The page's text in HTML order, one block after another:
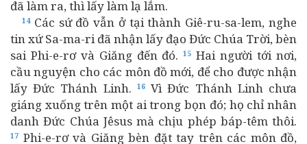
đã làm ra, thì lấy làm lạ lắm.
14Các sứ đồ vẫn ở tại thành Giê-ru-sa-lem, nghe
tin xứ Sa-ma-ri đã nhận lấy đạo Đức Chúa Trời, bèn
sai Phi-e-rơ và Giăng đến đó.15 Hai người tới nơi,
cầu nguyện cho các môn đồ mới, để cho được nhận
lấy Đức Thánh Linh.
16Vì Đức Thánh Linh chưa
giáng xuống trên một ai trong bọn đó; họ chỉ nhân
danh Đức Chúa Jêsus mà chịu phép báp-têm thôi.
17 Phi-e-rơ và Giăng bèn đặt tay trên các môn đồ,